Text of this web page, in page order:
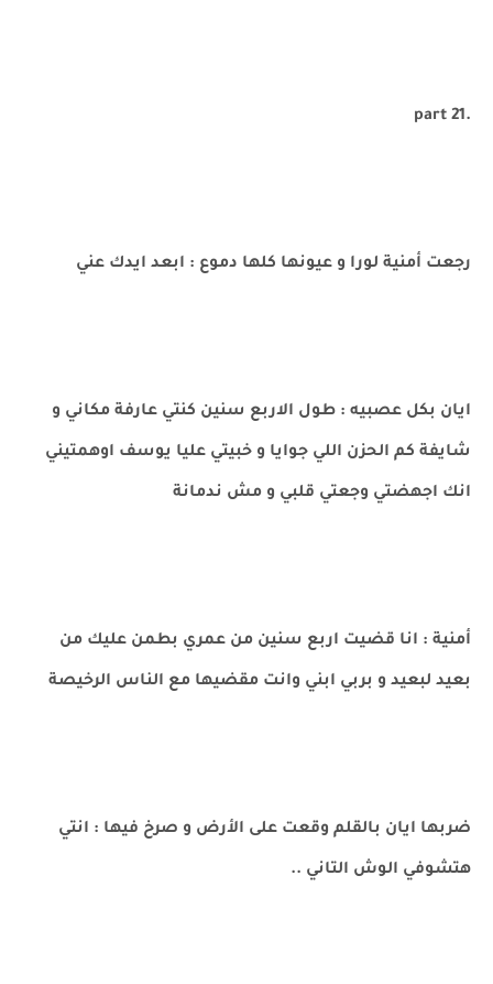
.part 21
رجعت أمنية لورا و عيونها كلها دموع : ابعد ايدك عني
ايان بكل عصبيه : طول الاربع سنين كنتي عارفة مكاني و
شايفة كم الحزن اللي جوايا و خبيتي عليا يوسف اوهمتيني
انك اجهضتي وجعتي قلبي و مش ندمانة
أمنية : انا قضيت اربع سنين من عمري بطمن عليك من
بعيد لبعيد و بربي ابني وانت مقضيها مع الناس الرخيصة
ضربها ايان بالقلم وقعت على الأرض و صرخ فيها : انتي
هتشوفي الوش التاني ..